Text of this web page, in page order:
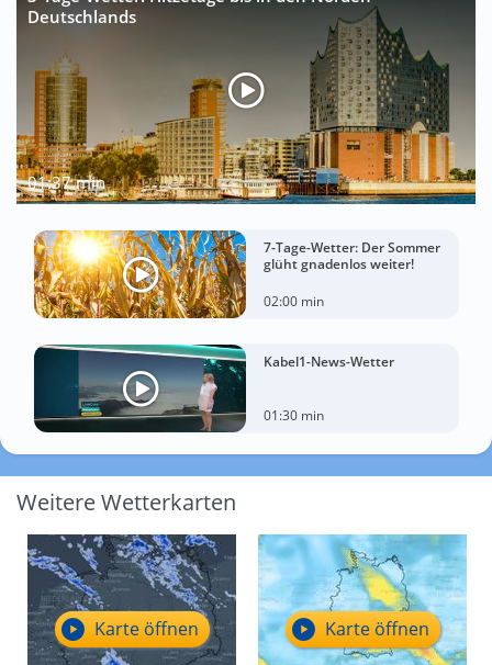
Deutschlands
01:37 min
7-Tage-Wetter: Der Sommer
glüht gnadenlos weiter!
02:00 min
Kabel1-News-Wetter
01:30 min
Weitere Wetterkarten
Karte öffnen Karte öffnen